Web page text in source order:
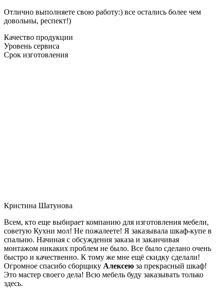
Отлично выполняете свою работу:) все остались более чем
довольны, респект!)
Качество продукции
Уровень сервиса
Срок изготовления
Кристина Шатунова
Всем, кто еще выбирает компанию для изготовления мебели,
советую Кухни мол! Не пожалеете! Я заказывала шкаф-купе в
спальню. Начиная с обсуждения заказа и заканчивая
монтажом никаких проблем не было. Все было сделано очень
быстро и качественно. К тому же мне ещё скидку сделали!
Огромное спасибо сборщику Алексею за прекрасный шкаф!
Это мастер своего дела! Всю мебель буду заказывать только
здесь.